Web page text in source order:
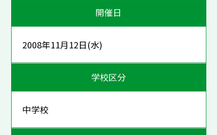
開催日
2008年11月12日(水)
学校区分
中学校